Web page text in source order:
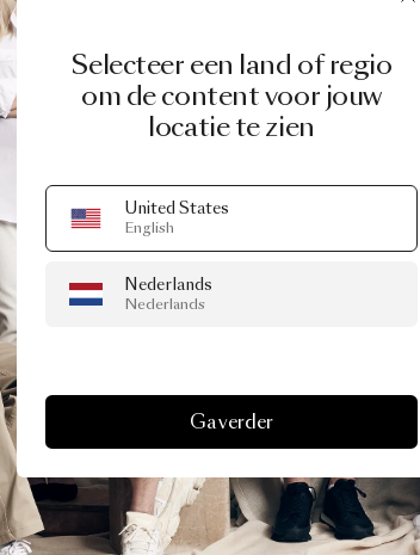
Selecteer een land of regio
om de content voor jouw
locatie te zien
United States
English
Nederlands
Nederlands
Ga verder